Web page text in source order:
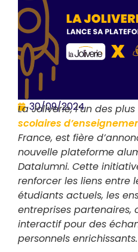
30/09/2024
La Joliverie, l’un des
scolaires
France, est fière
nouvelle plateforme
Datalumni. Cette
renforcer les liens entre
étudiants actuels, les
entreprises partenaires,
interactif pour des
personnels enrichissants.